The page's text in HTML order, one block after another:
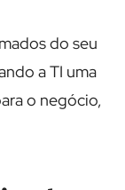
do seu
a TI uma
o negócio,